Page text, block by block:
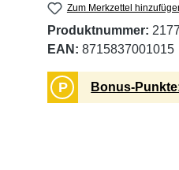
Zum Merkzettel
Produktnummer: 2177
EAN: 8715837001015
P Bonus-